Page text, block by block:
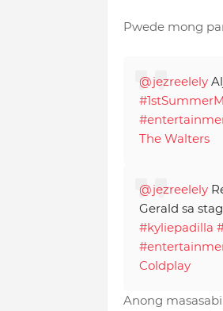
Pwede mong
@jezreelely
The Walters
@jezreelely
Gerald sa
#kyliepadilla
Coldplay
Anong